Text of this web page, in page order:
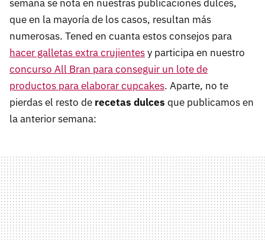
semana se nota en nuestras publicaciones dulces,
que en la mayoría de los casos, resultan más
numerosas. Tened en cuanta estos consejos para
hacer galletas extra crujientesy participa en nuestro
concurso All Bran para conseguir un lote de
productos para elaborar cupcakes. Aparte, no te
pierdas el resto de recetas dulces que publicamos en
la anterior semana: